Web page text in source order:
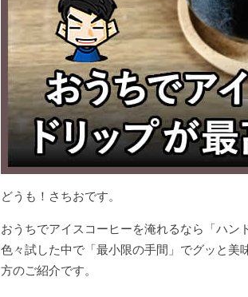
どうも！さちおです。
おうちでアイスコーヒーを淹れるなら「ハン
色々試した中で「最小限の手間」でグッと美
方のご紹介です。